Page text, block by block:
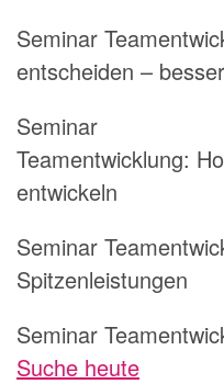
Seminar
entscheiden –
Seminar
Teamentwicklung:
entwickeln
Seminar
Spitzenleistungen
Seminar
Suche heute